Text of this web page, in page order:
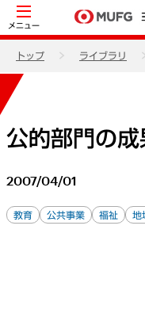
メニュー
トップ ライブラリ
公的部門の成
2007/04/01
教育 公共事業 福祉 地